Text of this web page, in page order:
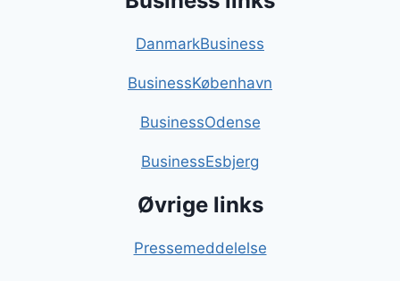
DanmarkBusiness
BusinessKøbenhavn
BusinessOdense
BusinessEsbjerg
Øvrige links
Pressemeddelelse